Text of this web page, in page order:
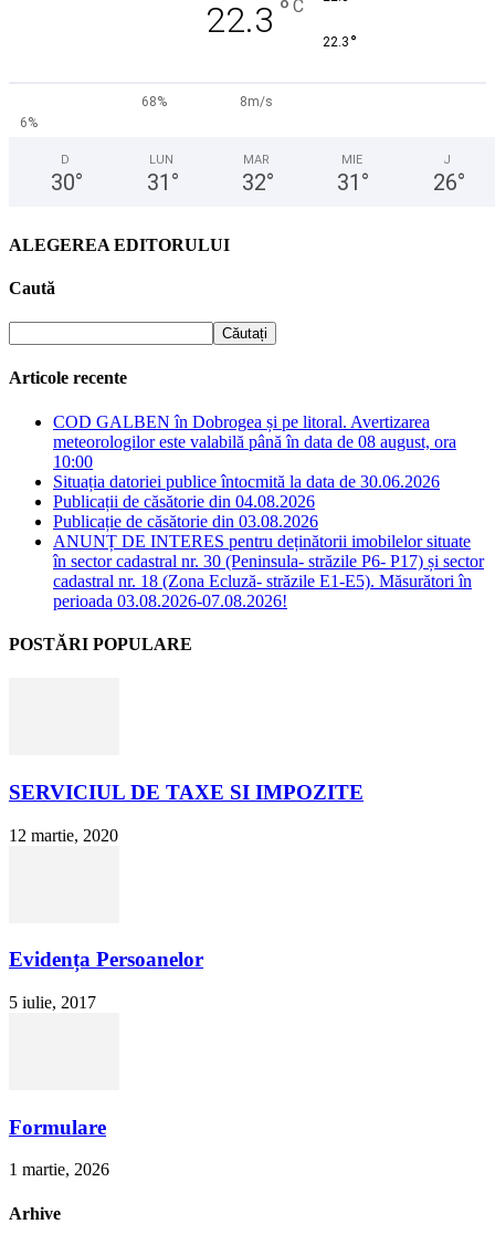
22.3 ° C
22.3 °
68%
8m/s
6%
D
30°
LUN
31 °
MAR
32°
MIE
31 °
J
26°
ALEGEREA EDITORULUI
Caută
Articole recente
COD GALBEN în Dobrogea și pe litoral. Avertizarea
meteorologilor este valabilă până în data de 08 august, ora
10:00
Situația datoriei publice întocmită la data de 30.06.2026
Publicații de căsătorie din 04.08.2026
Publicație de căsătorie din 03.08.2026
ANUNȚ DE INTERES pentru deținătorii imobilelor situate
în sector cadastral nr. 30 (Peninsula- străzile P6- P17) și sector
cadastral nr. 18 (Zona Ecluză- străzile E1-E5). Măsurători în
perioada 03.08.2026-07.08.2026!
POSTĂRI POPULARE
SERVICIUL DE TAXE SI IMPOZITE
12 martie, 2020
Evidența Persoanelor
5 iulie, 2017
Formulare
1 martie, 2026
Arhive